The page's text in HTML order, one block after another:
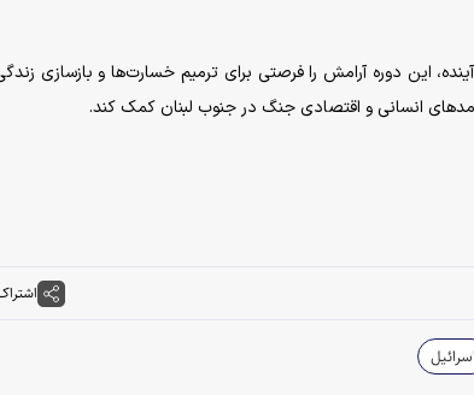
این دوره آرامش را فرصتی برای ترمیم خسارت‌ها و بازسازی
انسانی و اقتصادی جنگ در جنوب لبنان کمک کند.
اسرائیل